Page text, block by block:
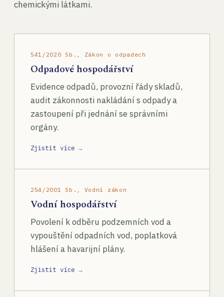
chemickými látkami.
541/2020 Sb., Zákon o odpadech
Odpadové hospodářství
Evidence odpadů, provozní řády skladů,
audit zákonnosti nakládání s odpady a
zastoupení při jednání se správními
orgány.
Zjistit více →
254/2001 Sb., Vodní zákon
Vodní hospodářství
Povolení k odběru podzemních vod a
vypouštění odpadních vod, poplatková
hlášení a havarijní plány.
Zjistit více →